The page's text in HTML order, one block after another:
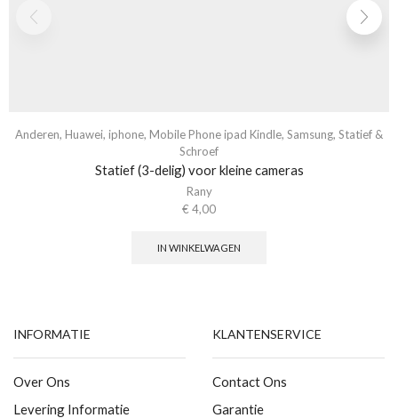
Anderen, Huawei, iphone, Mobile Phone ipad Kindle, Samsung, Statief &
Schroef
Statief (3-delig) voor kleine cameras
Rany
€ 4,00
IN WINKELWAGEN
INFORMATIE
Over Ons
Levering Informatie
KLANTENSERVICE
Contact Ons
Garantie